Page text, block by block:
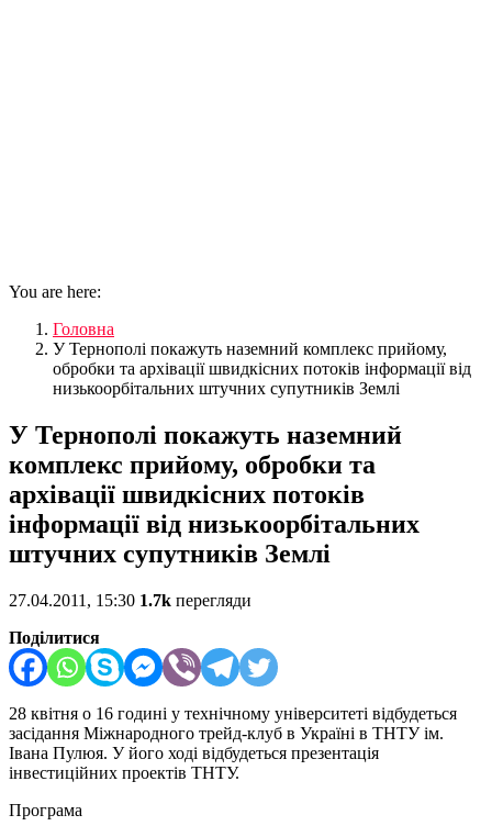
You are here:
Головна
У Тернополі покажуть наземний комплекс прийому,
обробки та архівації швидкісних потоків інформації від
низькоорбітальних штучних супутників Землі
У Тернополі покажуть наземний
комплекс прийому, обробки та
архівації швидкісних потоків
інформації від низькоорбітальних
штучних супутників Землі
27.04.2011, 15:30 1.7k перегляди
Поділитися
28 квітня о 16 годині у технічному університеті відбудеться
засідання Міжнародного трейд-клуб в Україні в ТНТУ ім.
Івана Пулюя. У його ході відбудеться презентація
інвестиційних проектів ТНТУ.
Програма